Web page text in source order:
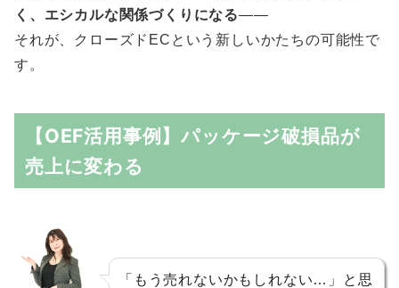
く、エシカルな関係づくりになる――
それが、クローズドECという新しいかたちの可能性で
す。
【OEF活用事例】パッケージ破損品が
売上に変わる
「もう売れないかもしれない…」と思